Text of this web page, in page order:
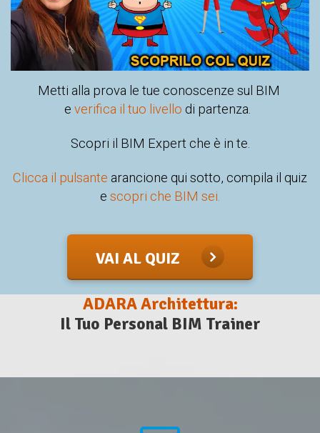
Metti alla prova le tue conoscenze sul BIM
e verifica il tuo livello di partenza.
Scopri il BIM Expert che è in te.
Clicca il pulsante arancione qui sotto, compila il quiz
e scopri che BIM sei.
VAI AL QUIZ
ADARA Architettura:
Il Tuo Personal BIM Trainer